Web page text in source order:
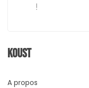
!
Koust
A propos